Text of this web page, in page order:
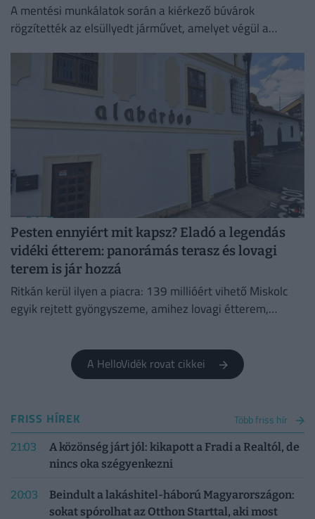
A mentési munkálatok során a kiérkező búvárok
rögzítették az elsüllyedt járművet, amelyet végül a
Pesten ennyiért mit kapsz? Eladó a legendás
vidéki étterem: panorámás terasz és lovagi
terem is jár hozzá
Ritkán kerül ilyen a piacra: 139 millióért vihető Miskolc
egyik rejtett gyöngyszeme, amihez lovagi étterem,
A HelloVidék rovat cikkei
FRISS HÍREK Több friss hír
21:03
A közönség járt jól: kikapott a Fradi a Realtól, de
nincs oka szégyenkezni
20:03
Beindult a lakáshitel-háború Magyarországon:
sokat spórolhat az Otthon Starttal, aki most